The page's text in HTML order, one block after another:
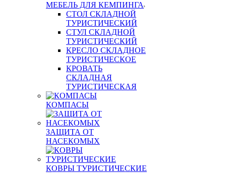
МЕБЕЛЬ ДЛЯ КЕМПИНГА
СТОЛ СКЛАДНОЙ
ТУРИСТИЧЕСКИЙ
СТУЛ СКЛАДНОЙ
ТУРИСТИЧЕСКИЙ
КРЕСЛО СКЛАДНОЕ
ТУРИСТИЧЕСКОЕ
КРОВАТЬ
СКЛАДНАЯ
ТУРИСТИЧЕСКАЯ
КОМПАСЫ
ЗАЩИТА ОТ
НАСЕКОМЫХ
КОВРЫ ТУРИСТИЧЕСКИЕ